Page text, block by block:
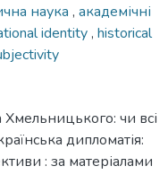
наука , академічні
identity, historical
чи всі
дипломатія:
: за матеріалами